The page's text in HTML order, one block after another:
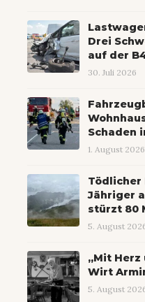
Drei
auf der
30. Juli 2026
Schaden
1. August 2026
Tödlicher
Jähriger
stürzt 80
5. August
„Mit Herz
Wirt
5. August